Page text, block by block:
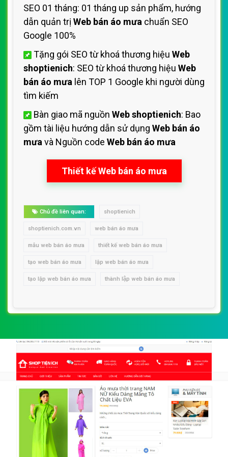
SEO 01 tháng: 01 tháng up sản phẩm, hướng
dẫn quản trị Web bán áo mưa chuẩn SEO
Google 100%
Tặng gói SEO từ khoá thương hiệu Web
shoptienich: SEO từ khoá thương hiệu Web
bán áo mưa lên TOP 1 Google khi người dùng
tìm kiếm
Bàn giao mã nguồn Web shoptienich: Bao
gồm tài liệu hướng dẫn sử dụng Web bán áo
mưa và Nguồn code Web bán áo mưa
Thiết kế Web bán áo mưa
Chủ đề liên quan: shoptienich
shoptienich.com.vn web bán áo mưa
mẫu web bán áo mưa thiết kế web bán áo mưa
tạo web bán áo mưa lập web bán áo mưa
tạo lập web bán áo mưa thành lập web bán áo mưa